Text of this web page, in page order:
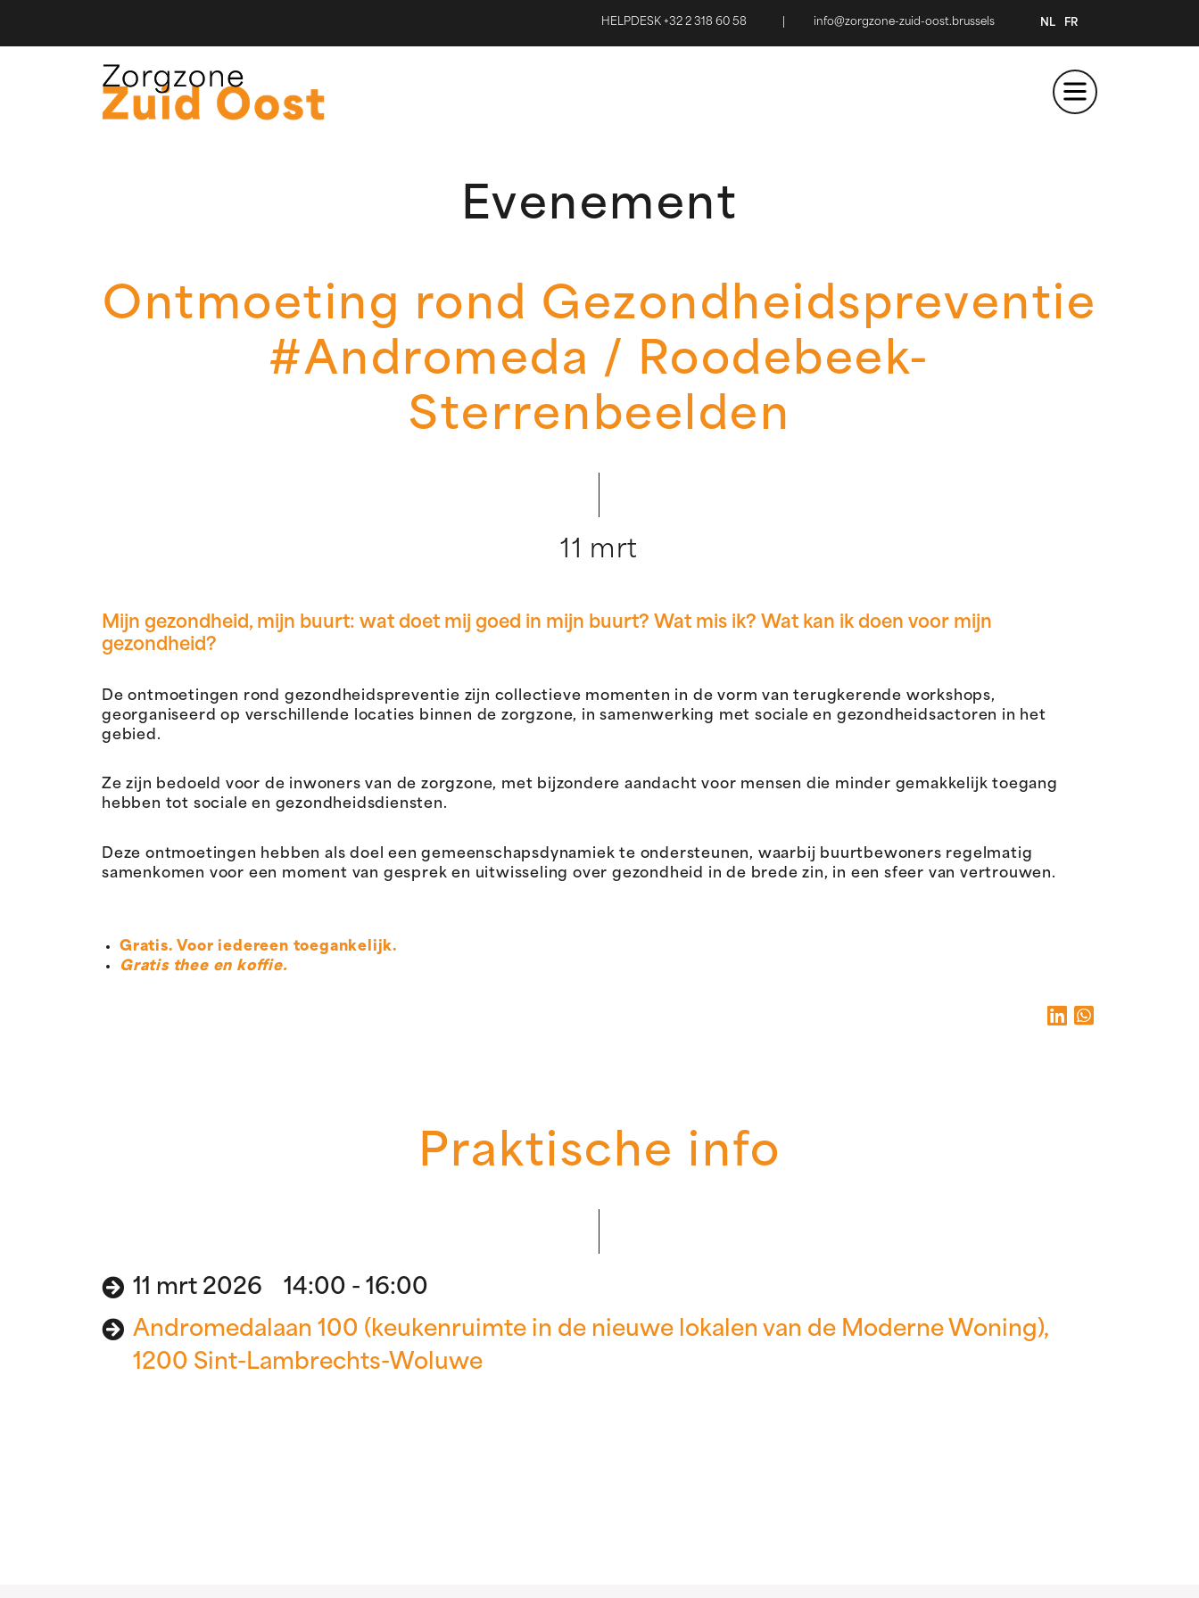
HELPDESK +32 2 318 60 58 info@zorgzone-zuid-oost.brussels NL FR
Evenement
Ontmoeting rond Gezondheidspreventie
#Andromeda / Roodebeek-
Sterrenbeelden
11 mrt
Mijn gezondheid, mijn buurt: wat doet mij goed in mijn buurt? Wat mis ik? Wat kan ik doen voor mijn
gezondheid?
De ontmoetingen rond gezondheidspreventie zijn collectieve momenten in de vorm van terugkerende workshops,
georganiseerd op verschillende locaties binnen de zorgzone, in samenwerking met sociale en gezondheidsactoren in het
gebied.
Ze zijn bedoeld voor de inwoners van de zorgzone, met bijzondere aandacht voor mensen die minder gemakkelijk toegang
hebben tot sociale en gezondheidsdiensten.
Deze ontmoetingen hebben als doel een gemeenschapsdynamiek te ondersteunen, waarbij buurtbewoners regelmatig
samenkomen voor een moment van gesprek en uitwisseling over gezondheid in de brede zin, in een sfeer van vertrouwen.
Gratis. Voor iedereen toegankelijk.
Gratis thee en koffie.
Praktische info
11 mrt 2026 14:00 - 16:00
Andromedalaan 100 (keukenruimte in de nieuwe lokalen van de Moderne Woning),
1200 Sint-Lambrechts-Woluwe